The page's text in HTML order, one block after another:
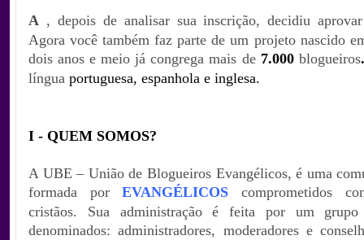
A , depois de analisar sua inscrição, decidiu
Agora você também faz parte de um projeto nascido
dois anos e meio já congrega mais de 7.000 blogueiros.
língua portuguesa, espanhola e inglesa.
I - QUEM SOMOS?
A UBE – União de Blogueiros Evangélicos, é uma
formada porEVANGÉLICOS comprometidos
cristãos. Sua administração é feita por um grupo
denominados: administradores, moderadores e